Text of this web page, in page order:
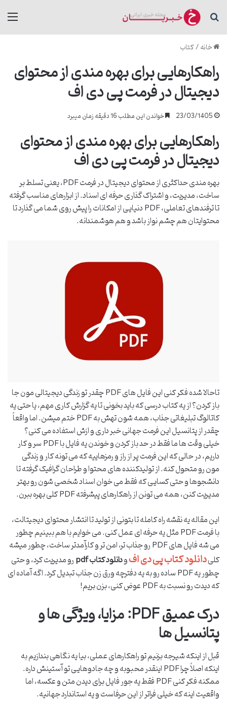
جستجو برای
خانه/کتاب
راهکارهایی برای بهره مندی از محتوای
دیجیتال در فرمت پی دی اف
23/03/1405 خواندن این مطلب 16 دقیقه زمان میبرد
راهکارهایی برای بهره مندی از محتوای
دیجیتال در فرمت پی دی اف
بهره مندی حداکثری از محتوای دیجیتال در فرمت PDF، یعنی تسلط بر
ساخت، مدیریت، و اشتراک گذاری حرفه ای اسناد. از ابزارهای مناسب گرفته
تا ترفندهای تعاملی، PDF دنیایی از امکانات را پیش روی شما می گذارد تا
محتوایتان هم چشم نواز باشد و هم هوشمندانه.
تاحالا شده فکر کنی این فایل های PDF چقدر تو زندگی دیجیتالی مون جا
باز کردن؟ از یه کتاب درسی که باید بخونی تا یه گزارش کاری مهم، یا حتی یه
کاتالوگ تبلیغاتی جذاب، همه شون تهش به PDF ختم میشن. اما واقعاً
چقدر از پتانسیل این فرمت جهانی خبر داری و ازش استفاده می کنی؟
خیلی وقت ها ما فقط در حد باز کردن و خوندن یه فایل با PDF سر و کار
داریم، در حالی که این فرمت پر از راز و رمزهاییه که می تونه کار و زندگی
مون رو متحول کنه. از تولیدکننده های محتوا و طراحان گرافیک گرفته تا
دانشجوها و حتی کسایی که فقط می خوان اسناد شخصی شون رو بهتر
مدیریت کنن، همه می تونن از راهکارهای پیشرفته PDF کلی بهره ببرن.
این مقاله یه نقشه راه کامله تا بتونی از تولید تا انتشار محتوای دیجیتالت،
با فرمت PDF مثل یه حرفه ای عمل کنی. می خوایم با هم ببینیم چطور
می شه فایل های PDF رو جذاب تر، امن تر و کارآمدتر ساخت، چطور میشه
کلیدانلود کتاب پی دی افودانلود کتاب pdf
رو مدیریت کرد، و حتی
چطور یه PDF ساده رو به یه دفترچه ورق زن جذاب تبدیل کرد. اگه آماده ای
که دیدت رو نسبت به PDF عوض کنی، بزن بریم!
درک عمیق PDF: مزایا، ویژگی ها و
پتانسیل ها
قبل از اینکه شیرجه بزنیم تو راهکارهای عملی، بیا یه نگاهی بندازیم به
اینکه اصلاً چرا PDF اینقدر محبوبه و چه جادوهایی تو آستینش داره.
ممکنه فکر کنی PDF فقط یه جور فایل برای دیدن متن و عکسه، اما
واقعیت اینه که خیلی فراتر از این حرفاست و یه استاندارد جهانیه.